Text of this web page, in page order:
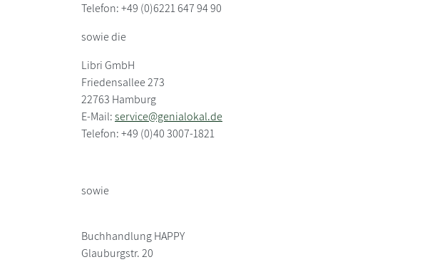
Telefon: +49 (0)6221 647 94 90
sowie die
Libri GmbH
Friedensallee 273
22763 Hamburg
E-Mail:service@genialokal.de
Telefon: +49 (0)40 3007-1821
sowie
Buchhandlung HAPPY
Glauburgstr. 20